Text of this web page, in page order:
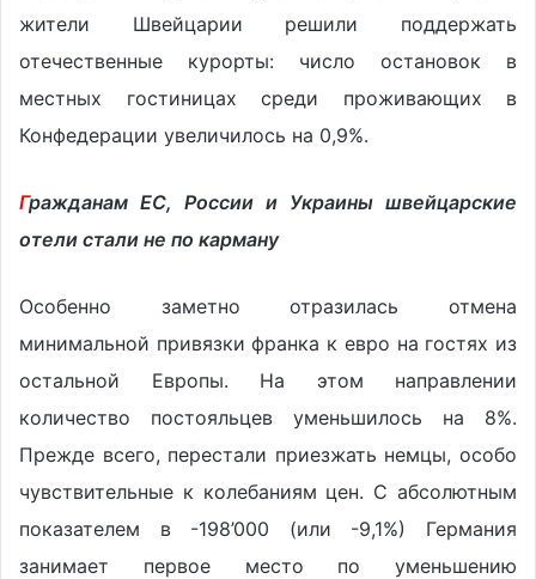
жители Швейцарии решили поддержать
отечественные курорты: число остановок в
местных гостиницах среди проживающих в
Конфедерации увеличилось на 0,9%.
Гражданам ЕС, России и Украины швейцарские
отели стали не по карману
Особенно заметно отразилась отмена
минимальной привязки франка к евро на гостях из
остальной Европы. На этом направлении
количество постояльцев уменьшилось на 8%.
Прежде всего, перестали приезжать немцы, особо
чувствительные к колебаниям цен. С абсолютным
показателем в -198’000 (или -9,1%) Германия
занимает первое место по уменьшению